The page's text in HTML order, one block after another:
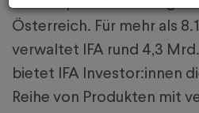
steueroptimierte
Österreich. Für mehr als
verwaltet IFA rund 4,3 Mrd.
bietet IFA Investor:innen
Reihe von Produkten mit